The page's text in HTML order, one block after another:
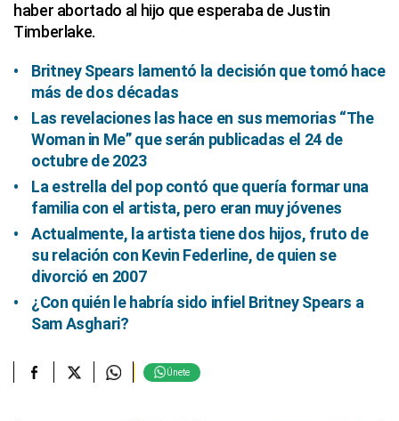
haber abortado al hijo que esperaba de Justin
Timberlake.
Britney Spears lamentó la decisión que tomó hace
más de dos décadas
Las revelaciones las hace en sus memorias “The
Woman in Me” que serán publicadas el 24 de
octubre de 2023
La estrella del pop contó que quería formar una
familia con el artista, pero eran muy jóvenes
Actualmente, la artista tiene dos hijos, fruto de
su relación con Kevin Federline, de quien se
divorció en 2007
¿Con quién le habría sido infiel Britney Spears a
Sam Asghari?
Únete